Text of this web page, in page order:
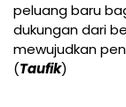
peluang baru
dukungan dari
mewujudkan
(Taufik)